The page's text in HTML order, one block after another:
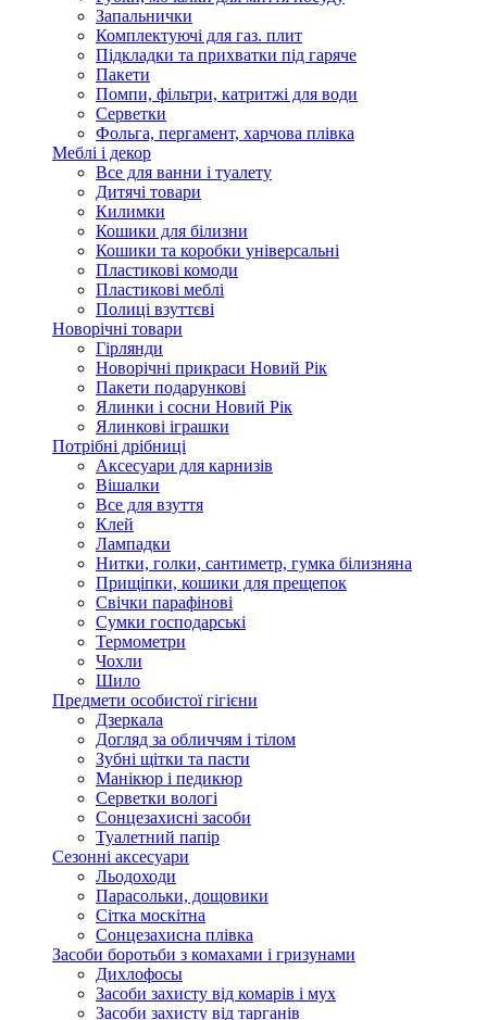
Запальнички
Комплектуючі для газ. плит
Підкладки та прихватки під гаряче
Пакети
Помпи, фільтри, катритжі для води
Серветки
Фольга, пергамент, харчова плівка
Меблі і декор
Все для ванни і туалету
Дитячі товари
Килимки
Кошики для білизни
Кошики та коробки універсальні
Пластикові комоди
Пластикові меблі
Полиці взуттєві
Новорічні товари
Гірлянди
Новорічні прикраси Новий Рік
Пакети подарункові
Ялинки і сосни Новий Рік
Ялинкові іграшки
Потрібні дрібниці
Аксесуари для карнизів
Вішалки
Все для взуття
Клей
Лампадки
Нитки, голки, сантиметр, гумка білизняна
Прищіпки, кошики для прещепок
Свічки парафінові
Сумки господарські
Термометри
Чохли
Шило
Предмети особистої гігієни
Дзеркала
Догляд за обличчям і тілом
Зубні щітки та пасти
Манікюр і педикюр
Серветки вологі
Сонцезахисні засоби
Туалетний папір
Сезонні аксесуари
Льодоходи
Парасольки, дощовики
Сітка москітна
Сонцезахисна плівка
Засоби боротьби з комахами і гризунами
Дихлофосы
Засоби захисту від комарів і мух
Засоби захисту від тарганів